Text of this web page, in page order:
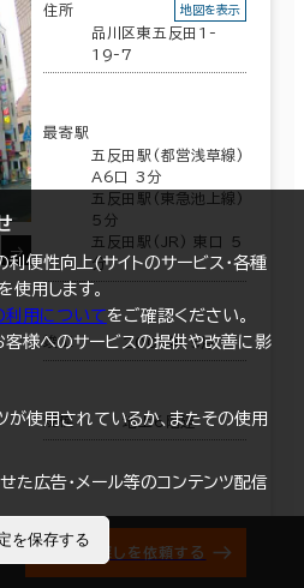
住所
品川区東五反田1-
19-7
地図を表示
最寄駅
五反田駅(都営浅草線)
A6口 3分
五反田駅(東急池上線)
5分
五反田駅(JR) 東口 5
分
竣工 2001年 5月
規模 地上6階建
3階
まとめて資料請求
オフィス探しを依頼する
利便性向上(サイトのサービス・各種
用します。
用についてをご確認ください。
様へのサービスの提供や改善に影
が使用されているか、またその使用
た広告・メール等のコンテンツ配信
を保存する